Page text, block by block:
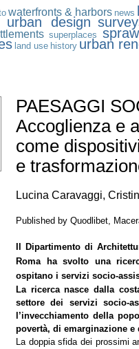
waterfronts & harbors news
urban design
superplaces sprawl
land use history urban
PAESAGGI
Accoglienza e
come
e
Lucina Caravaggi,
Published by Quodlibet,
Il Dipartimento di
Roma ha svolto una
ospitano i servizi socio-
La ricerca nasce dalla
settore dei servizi socio-
l’invecchiamento della
povertà, di emarginazione e
La doppia sfida dei prossimi